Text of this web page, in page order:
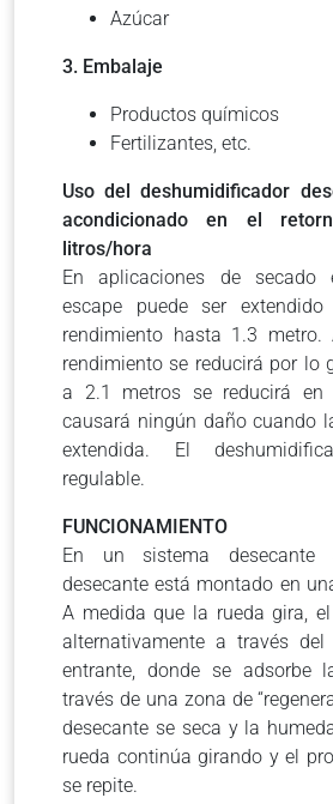
Azúcar
3. Embalaje
Productos químicos
Fertilizantes, etc.
Uso del deshumidificador
acondicionado en el
litros/hora
En aplicaciones de secado
escape puede ser
rendimiento hasta 1.3 metro.
rendimiento se reducirá por lo
a 2.1 metros se reducirá
causará ningún daño cuando
extendida. El
regulable.
FUNCIONAMIENTO
En un sistema desecante
desecante está montado en
A medida que la rueda gira,
alternativamente a través
entrante, donde se adsorbe
través de una zona de
desecante se seca y la
rueda continúa girando y el
se repite.